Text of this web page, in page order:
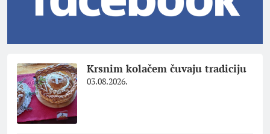
Krsnim kolačem čuvaju tradiciju
03.08.2026.